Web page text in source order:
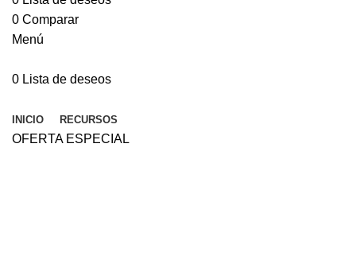
0 Comparar
Menú
0 Lista de deseos
INICIO RECURSOS
OFERTA ESPECIAL